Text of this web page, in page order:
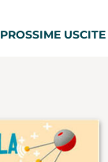
PROSSIME USCITE